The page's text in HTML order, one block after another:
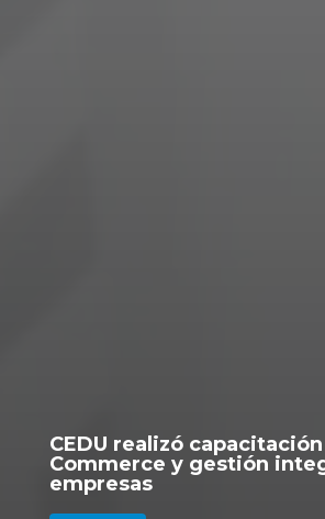
CEDU realizó
Commerce y gestión
empresas